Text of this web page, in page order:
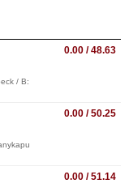
0.00 / 48.63
/ B:
0.00 / 50.25
0.00 / 51.14